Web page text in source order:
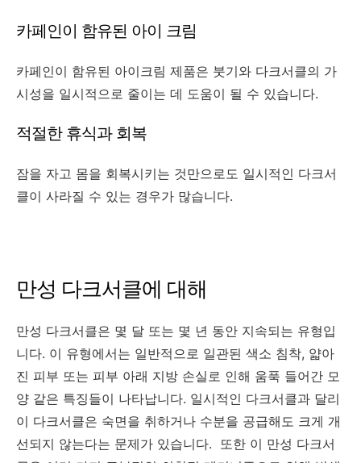
카페인이 함유된 아이 크림
카페인이 함유된 아이크림 제품은 붓기와 다크서클의 가
시성을 일시적으로 줄이는 데 도움이 될 수 있습니다.
적절한 휴식과 회복
잠을 자고 몸을 회복시키는 것만으로도 일시적인 다크서
클이 사라질 수 있는 경우가 많습니다.
만성 다크서클에 대해
만성 다크서클은 몇 달 또는 몇 년 동안 지속되는 유형입
니다. 이 유형에서는 일반적으로 일관된 색소 침착, 얇아
진 피부 또는 피부 아래 지방 손실로 인해 움푹 들어간 모
양 같은 특징들이 나타납니다. 일시적인 다크서클과 달리
이 다크서클은 숙면을 취하거나 수분을 공급해도 크게 개
선되지 않는다는 문제가 있습니다. 또한 이 만성 다크서